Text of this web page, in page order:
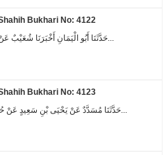
Bukhari No: 4122
Bukhari No: 4123